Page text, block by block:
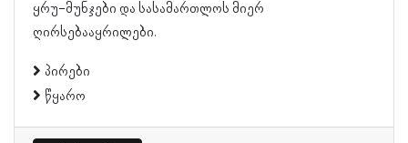
ყრუ-მუნჯები და სასამართლოს მიერ
ღირსებააყრილები.
პირები
წყარო